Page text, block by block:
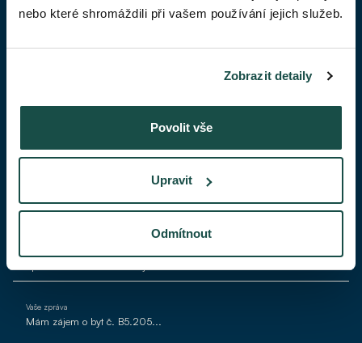
nebo které shromáždili při vašem používání jejich služeb.
Zobrazit detaily
Povolit vše
Upravit
Odmítnout
POPTAT BYT
Váš telefon
Váš e-mail*
Vaše zpráva